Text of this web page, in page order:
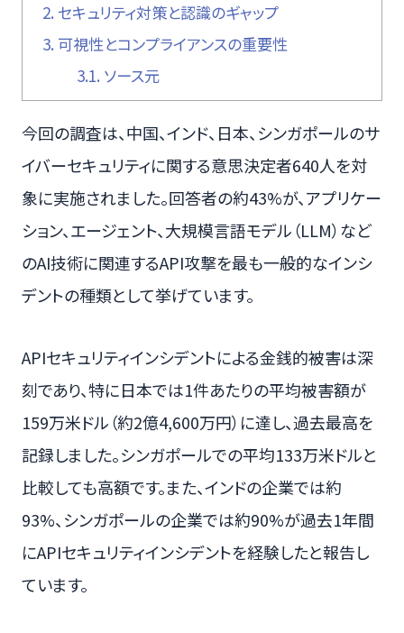
2. セキュリティ対策と認識のギャップ
3. 可視性とコンプライアンスの重要性
3.1. ソース元
今回の調査は、中国、インド、日本、シンガポールのサ
イバーセキュリティに関する意思決定者640人を対
象に実施されました。回答者の約43%が、アプリケー
ション、エージェント、大規模言語モデル（LLM）など
のAI技術に関連するAPI攻撃を最も一般的なインシ
デントの種類として挙げています。
APIセキュリティインシデントによる金銭的被害は深
刻であり、特に日本では1件あたりの平均被害額が
159万米ドル（約2億4,600万円）に達し、過去最高を
記録しました。シンガポールでの平均133万米ドルと
比較しても高額です。また、インドの企業では約
93%、シンガポールの企業では約90%が過去1年間
にAPIセキュリティインシデントを経験したと報告し
ています。